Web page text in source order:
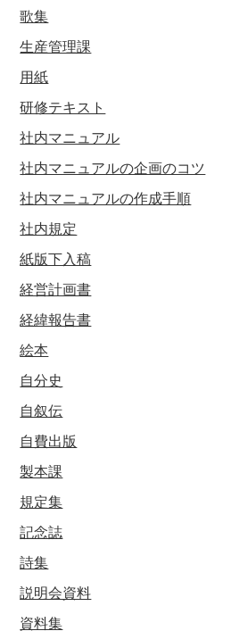
歌集
生産管理課
用紙
研修テキスト
社内マニュアル
社内マニュアルの企画のコツ
社内マニュアルの作成手順
社内規定
紙版下入稿
経営計画書
経緯報告書
絵本
自分史
自叙伝
自費出版
製本課
規定集
記念誌
詩集
説明会資料
資料集